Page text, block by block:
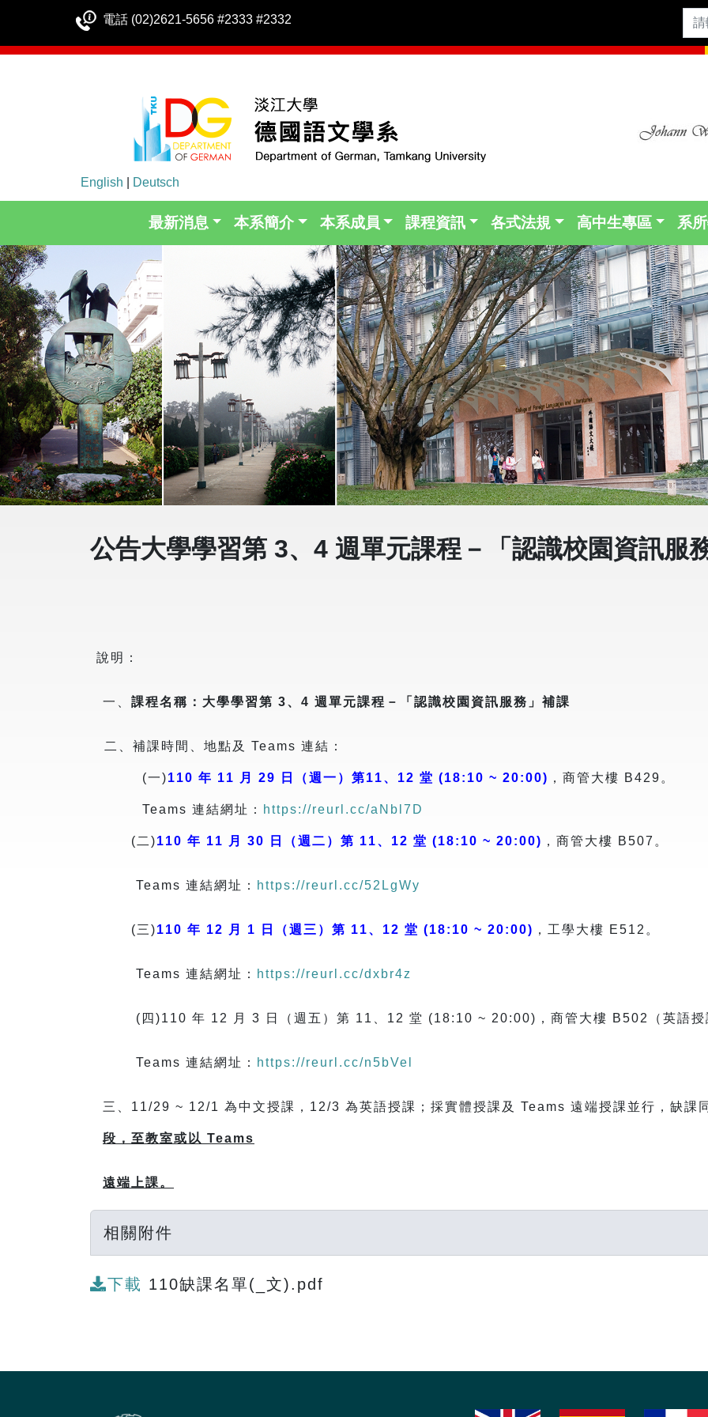
電話 (02)2621-5656 #2333 #2332
English Deutsch
最新消息 本系簡介 本系成員 課程資訊 各式法規 高中生專區 系
公告大學學習第 3、4 週單元課程－「認識校園資訊服
說明：
一、 課程名稱：大學學習第 3、4 週單元課程－「認識校園資訊服務」補課
二、補課時間、地點及 Teams 連結：
(一)110 年 11 月 29 日（週一）第11、12 堂 (18:10 ~ 20:00) ，商管大樓 B429。
Teams 連結網址： https://reurl.cc/aNbl7D
(二)110 年 11 月 30 日（週二）第 11、12 堂 (18:10 ~ 20:00) ，商管大樓 B507。
Teams 連結網址： https://reurl.cc/52LgWy
(三)110 年 12 月 1 日（週三）第 11、12 堂 (18:10 ~ 20:00) ，工學大樓 E512。
Teams 連結網址： https://reurl.cc/dxbr4z
(四)110 年 12 月 3 日（週五）第 11、12 堂 (18:10 ~ 20:00)，商管大樓 B502（英語授
Teams 連結網址： https://reurl.cc/n5bVel
三、11/29 ~ 12/1 為中文授課，12/3 為英語授課；採實體授課及 Teams 遠端授課並行，缺課
段，至教室或以 Teams
遠端上課。
相關附件
下載 110缺課名單(_文).pdf